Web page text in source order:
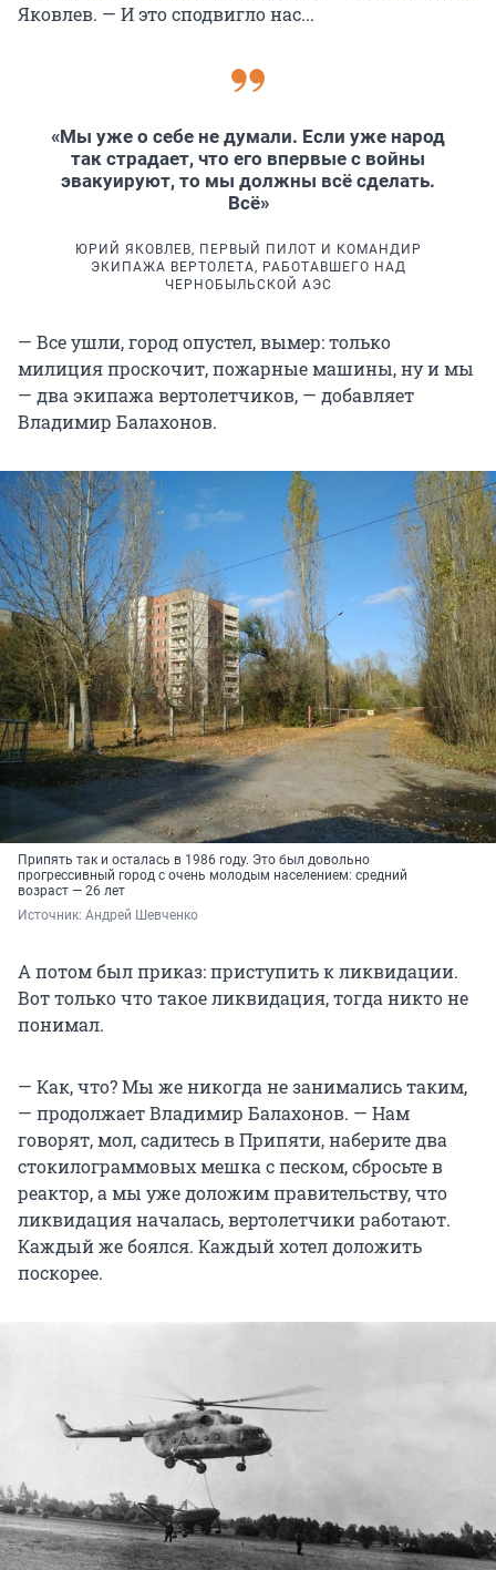
Яковлев. — И это сподвигло нас...
«Мы уже о себе не думали. Если уже народ
так страдает, что его впервые с войны
эвакуируют, то мы должны всё сделать.
Всё»
ЮРИЙ ЯКОВЛЕВ, ПЕРВЫЙ ПИЛОТ И КОМАНДИР
ЭКИПАЖА ВЕРТОЛЕТА, РАБОТАВШЕГО НАД
ЧЕРНОБЫЛЬСКОЙ АЭС
— Все ушли, город опустел, вымер: только
милиция проскочит, пожарные машины, ну и мы
— два экипажа вертолетчиков, — добавляет
Владимир Балахонов.
Припять так и осталась в 1986 году. Это был довольно
прогрессивный город с очень молодым населением: средний
возраст — 26 лет
Источник: Андрей Шевченко
А потом был приказ: приступить к ликвидации.
Вот только что такое ликвидация, тогда никто не
понимал.
— Как, что? Мы же никогда не занимались таким,
— продолжает Владимир Балахонов. — Нам
говорят, мол, садитесь в Припяти, наберите два
стокилограммовых мешка с песком, сбросьте в
реактор, а мы уже доложим правительству, что
ликвидация началась, вертолетчики работают.
Каждый же боялся. Каждый хотел доложить
поскорее.